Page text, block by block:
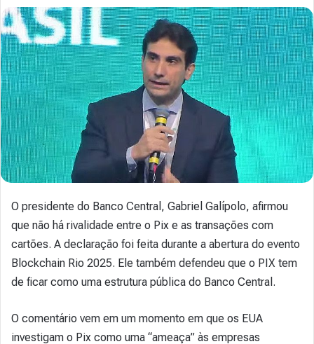
O presidente do Banco Central, Gabriel Galípolo, afirmou
que não há rivalidade entre o Pix e as transações com
cartões. A declaração foi feita durante a abertura do evento
Blockchain Rio 2025. Ele também defendeu que o PIX tem
de ficar como uma estrutura pública do Banco Central.
O comentário vem em um momento em que os EUA
investigam o Pix como uma “ameaça” às empresas